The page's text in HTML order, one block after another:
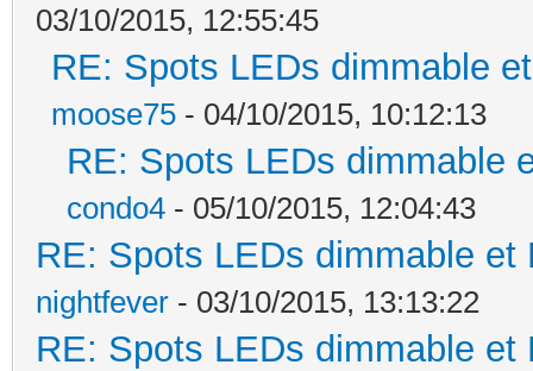
03/10/2015, 12:55:45
RE: Spots LEDs dimmable
moose75 - 04/10/2015, 10:12:13
RE: Spots LEDs dimmable
condo4 - 05/10/2015, 12:04:43
RE: Spots LEDs dimmable
nightfever - 03/10/2015, 13:13:22
RE: Spots LEDs dimmable